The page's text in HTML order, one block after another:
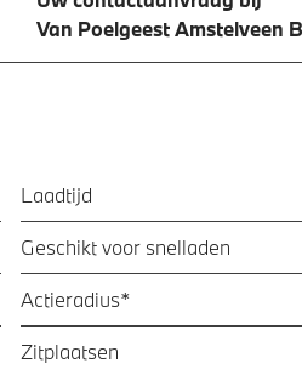
Van Poelgeest Amstelveen
Laadtijd
Geschikt voor snelladen
Actieradius*
Zitplaatsen